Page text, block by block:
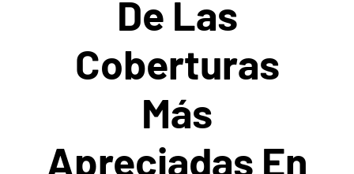
De Las
Coberturas
Más
Apreciadas En